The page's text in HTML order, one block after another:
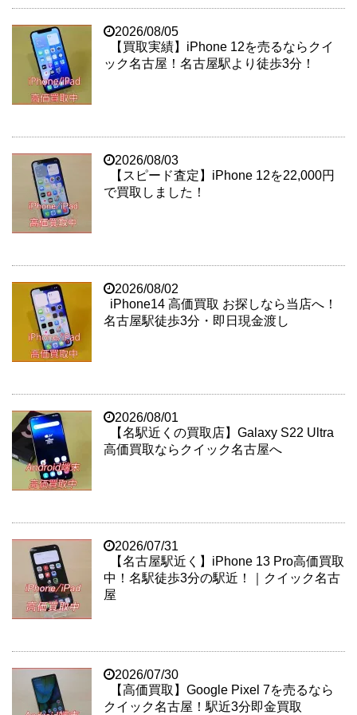
2026/08/05
【買取実績】iPhone 12を売るならクイ
ック名古屋！名古屋駅より徒歩3分！
2026/08/03
【スピード査定】iPhone 12を22,000円
で買取しました！
2026/08/02
iPhone14 高価買取 お探しなら当店へ！
名古屋駅徒歩3分・即日現金渡し
2026/08/01
【名駅近くの買取店】Galaxy S22 Ultra
高価買取ならクイック名古屋へ
2026/07/31
【名古屋駅近く】iPhone 13 Pro高価買取
中！名駅徒歩3分の駅近！｜クイック名古
屋
2026/07/30
【高価買取】Google Pixel 7を売るなら
クイック名古屋！駅近3分即金買取